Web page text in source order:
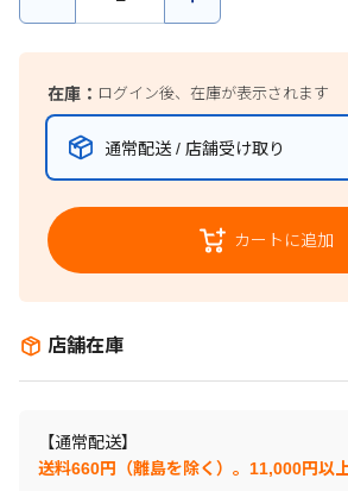
在庫： ログイン後、在庫が表示されます
通常配送 / 店舗受け取り
カートに追加
店舗在庫
【通常配送】
送料660円（離島を除く）。11,000円以